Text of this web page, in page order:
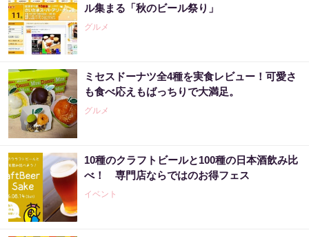
ル集まる「秋のビール祭り」
グルメ
ミセスドーナツ全4種を実食レビュー！可愛さ
も食べ応えもばっちりで大満足。
グルメ
10種のクラフトビールと100種の日本酒飲み比
べ！ 専門店ならではのお得フェス
イベント